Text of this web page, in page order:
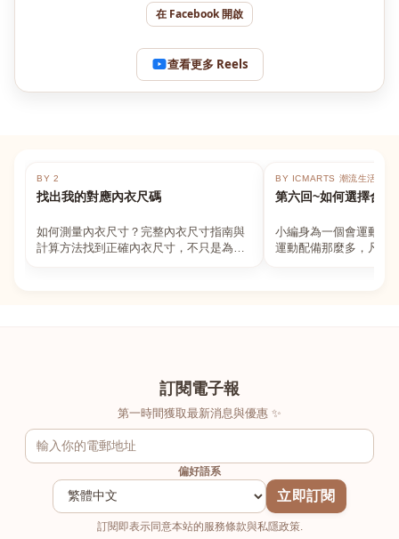
在 Facebook 開啟
查看更多 Reels
BY 2
找出我的對應內衣尺碼
如何測量內衣尺寸？完整內衣尺寸指南與
計算方法找到正確內衣尺寸，不只是為了
BY ICMARTS 潮流生活百貨
第六回~如何選擇合適
小編身為一個會運動的
運動配備那麼多，凡舉
訂閱電子報
第一時間獲取最新消息與優惠 ✨
偏好語系
立即訂閱
訂閱即表示同意本站的服務條款與私隱政策.